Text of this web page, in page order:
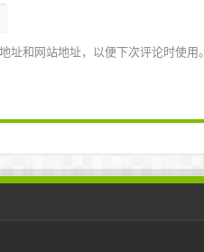
址和网站地址，以便下次评论时使用。